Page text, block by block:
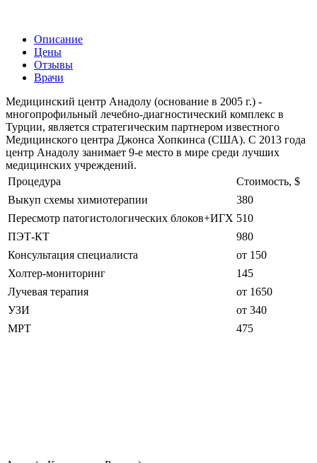
Описание
Цены
Отзывы
Врачи
Медицинский центр Анадолу (основание в 2005 г.) -
многопрофильный лечебно-диагностический комплекс в
Турции, является стратегическим партнером известного
Медицинского центра Джонса Хопкинса (США). С 2013 года
центр Анадолу занимает 9-е место в мире среди лучших
медицинских учреждений.
Процедура
Стоимость, $
Выкуп схемы химиотерапии
380
Пересмотр патогистологических блоков+ИГХ 510
ПЭТ-КТ
980
Консультация специалиста
от 150
Холтер-мониторинг
145
Лучевая терапия
от 1650
УЗИ
от 340
МРТ
475